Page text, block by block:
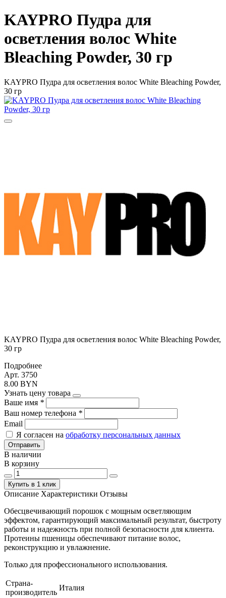
KAYPRO Пудра для
осветления волос White
Bleaching Powder, 30 гр
KAYPRO Пудра для осветления волос White Bleaching Powder,
30 гр
KAYPRO Пудра для осветления волос White Bleaching Powder,
30 гр
Подробнее
Арт. 3750
8.00 BYN
Узнать цену товара
Ваше имя *
Ваш номер телефона *
Email
Я согласен на обработку персональных данных
Отправить
В наличии
В корзину
Купить в 1 клик
Описание Характеристики Отзывы
Обесцвечивающий порошок с мощным осветляющим
эффектом, гарантирующий максимальный результат, быстроту
работы и надежность при полной безопасности для клиента.
Протеины пшеницы обеспечивают питание волос,
реконструкцию и увлажнение.
Только для профессионального использования.
Страна-
производитель
Италия